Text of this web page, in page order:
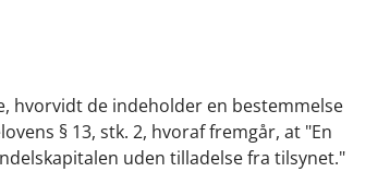
hvorvidt de indeholder en bestemmelse
§ 13, stk. 2, hvoraf fremgår, at "En
uden tilladelse fra tilsynet."